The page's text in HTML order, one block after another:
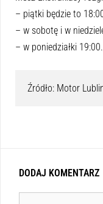
– piątki będzie to
– w sobotę i w
– w poniedziałki 19:00.
Źródło: Motor
DODAJ KOMENTARZ